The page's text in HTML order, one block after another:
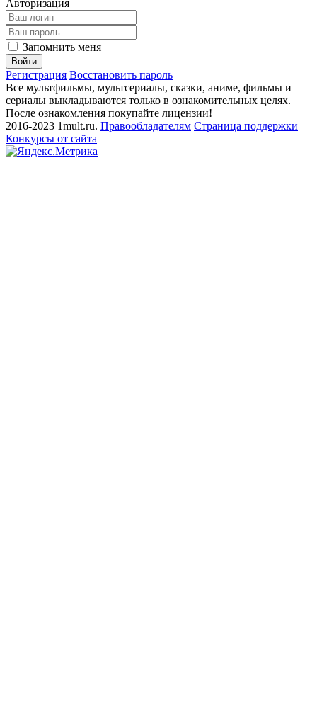
Авторизация
Запомнить меня
Войти
Регистрация Восстановить пароль
Все мультфильмы, мультсериалы, сказки, аниме, фильмы и
сериалы выкладываются только в ознакомительных целях.
После ознакомления покупайте лицензии!
2016-2023 1mult.ru. Правообладателям Страница поддержки
Конкурсы от сайта